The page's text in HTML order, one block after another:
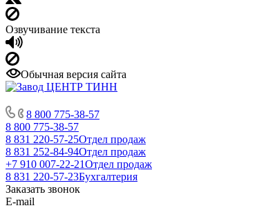
Озвучивание текста
Обычная версия сайта
8 800 775-38-57
8 800 775-38-57
8 831 220-57-25Отдел продаж
8 831 252-84-94Отдел продаж
+7 910 007-22-21Отдел продаж
8 831 220-57-23Бухгалтерия
Заказать звонок
E-mail